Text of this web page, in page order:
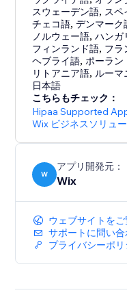
スウェーデン語, スペ
チェコ語,デンマーク
ノルウェー語,ハンガ
フィンランド語, フラ
ヘブライ語, ポーラン
リトアニア語, ルーマ
日本語
こちらもチェック：
Hipaa Supported
Wix ビジネスソリュ
W
アプリ開発元：
Wix
ウェブサイトを
サポートに問い
プライバシーポリ